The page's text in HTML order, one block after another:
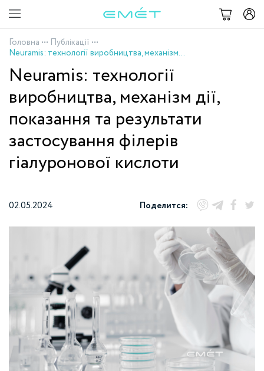
Головна ••• Публікації •••
Neuramis: технології виробництва, механізм дії, показання та результати застосування філерів гіалуронової кислоти
Neuramis: технології
виробництва, механізм дії,
показання та результати
застосування філерів
гіалуронової кислоти
02.05.2024 Поделится: